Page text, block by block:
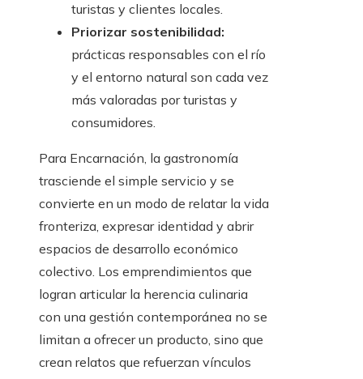
turistas y clientes locales.
Priorizar sostenibilidad:
prácticas responsables con el río
y el entorno natural son cada vez
más valoradas por turistas y
consumidores.
Para Encarnación, la gastronomía
trasciende el simple servicio y se
convierte en un modo de relatar la vida
fronteriza, expresar identidad y abrir
espacios de desarrollo económico
colectivo. Los emprendimientos que
logran articular la herencia culinaria
con una gestión contemporánea no se
limitan a ofrecer un producto, sino que
crean relatos que refuerzan vínculos